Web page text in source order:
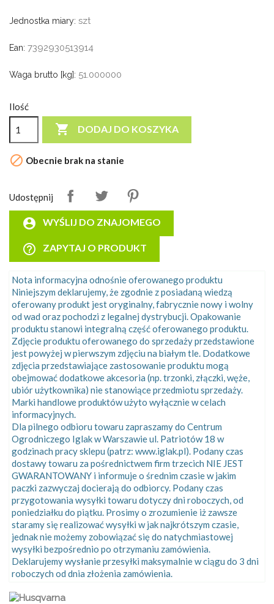
Jednostka miary: szt
Ean: 7392930513914
Waga brutto [kg]: 51.000000
Ilość
 DODAJ DO KOSZYKA
 Obecnie brak na stanie
Udostępnij
account_circle WYŚLIJ DO ZNAJOMEGO
help_outline ZAPYTAJ O PRODUKT
Nota informacyjna odnośnie oferowanego produktu
Niniejszym deklarujemy, że zgodnie z posiadaną wiedzą
oferowany produkt jest oryginalny, fabrycznie nowy i wolny
od wad oraz pochodzi z legalnej dystrybucji. Opakowanie
produktu stanowi integralną część oferowanego produktu.
Zdjęcie produktu oferowanego do sprzedaży przedstawione
jest powyżej w pierwszym zdjęciu na białym tle. Dodatkowe
zdjęcia przedstawiające zastosowanie produktu mogą
obejmować dodatkowe akcesoria (np. trzonki, złączki, węże,
ubiór użytkownika) nie stanowiące przedmiotu sprzedaży.
Marki handlowe produktów użyto wyłącznie w celach
informacyjnych.
Dla pilnego odbioru towaru zapraszamy do Centrum
Ogrodniczego Iglak w Warszawie ul. Patriotów 18 w
godzinach pracy sklepu (patrz: www.iglak.pl). Podany czas
dostawy towaru za pośrednictwem firm trzecich NIE JEST
GWARANTOWANY i informuje o średnim czasie w jakim
paczki zazwyczaj docierają do odbiorcy. Podany czas
przygotowania wysyłki towaru dotyczy dni roboczych, od
poniedziałku do piątku. Prosimy o zrozumienie iż zawsze
staramy się realizować wysyłki w jak najkrótszym czasie,
jednak nie możemy zobowiązać się do natychmiastowej
wysyłki bezpośrednio po otrzymaniu zamówienia.
Deklarujemy wysłanie przesyłki maksymalnie w ciągu do 3 dni
roboczych od dnia złożenia zamówienia.